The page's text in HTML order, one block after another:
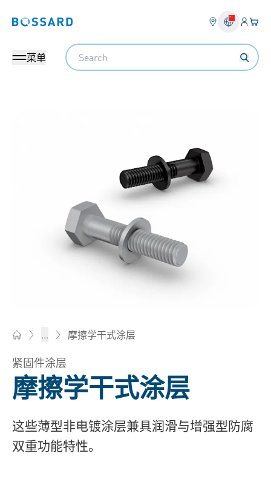
Bossard homepage 登入
您
菜单
Search
... 摩擦学干式涂层
紧固件涂层
摩擦学干式涂层
这些薄型非电镀涂层兼具润滑与增强型防腐
双重功能特性。